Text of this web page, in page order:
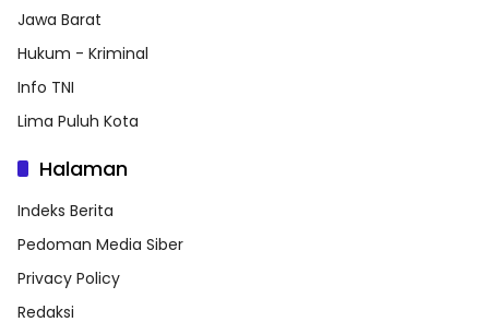
Jawa Barat
Hukum - Kriminal
Info TNI
Lima Puluh Kota
Halaman
Indeks Berita
Pedoman Media Siber
Privacy Policy
Redaksi